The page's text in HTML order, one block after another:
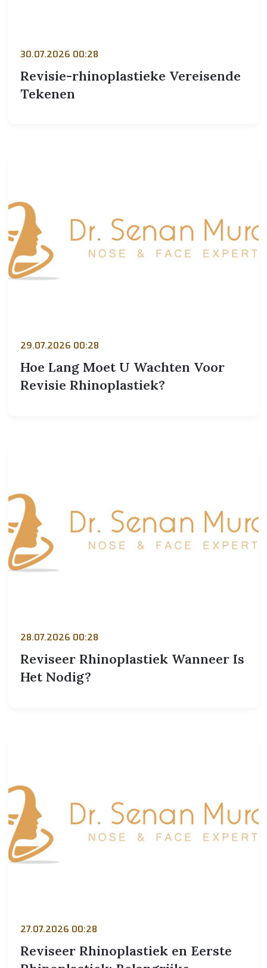
30.07.2026 00:28
Revisie-rhinoplastieke Vereisende
Tekenen
29.07.2026 00:28
Hoe Lang Moet U Wachten Voor
Revisie Rhinoplastiek?
28.07.2026 00:28
Reviseer Rhinoplastiek Wanneer Is
Het Nodig?
27.07.2026 00:28
Reviseer Rhinoplastiek en Eerste